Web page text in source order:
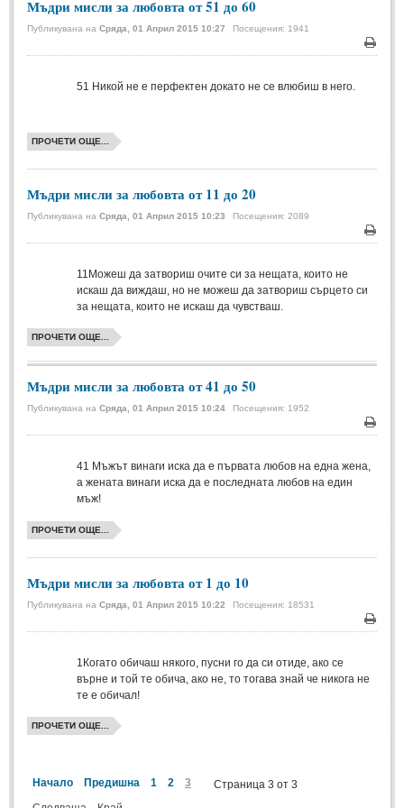
Свети Валентин
Нова Година (6)
SMS-И
SMS-И
(38)
SMS-и за приятели
МЪДРОСТИ
МЪДРОСТИ - КАТЕГОРИИ
(55)
Мъдрости за щастието
Мъдрости за приятелството
Мъдрости на велики хора (41)
Древногръцки афоризми
(21)
ФИЛОСОФИЯ
ФИЛОСОФИЯ
Философия на любовта
Мъдри мисли за любовта от 51 до 60
Публикувана на Сряда, 01 Април 2015 10:27 Посещения: 1941
Печат
51 Никой не е перфектен докато не се влюбиш в него.
ПРОЧЕТИ ОЩЕ...
Мъдри мисли за любовта от 11 до 20
Публикувана на Сряда, 01 Април 2015 10:23 Посещения: 2089
Печат
11 Можеш да затвориш очите си за нещата, които не
искаш да виждаш, но не можеш да затвориш сърцето си
за нещата, които не искаш да чувстваш.
ПРОЧЕТИ ОЩЕ...
Мъдри мисли за любовта от 41 до 50
Публикувана на Сряда, 01 Април 2015 10:24 Посещения: 1952
Печат
41 Мъжът винаги иска да е първата любов на една жена,
а жената винаги иска да е последната любов на един
мъж!
ПРОЧЕТИ ОЩЕ...
Мъдри мисли за любовта от 1 до 10
Публикувана на Сряда, 01 Април 2015 10:22 Посещения: 18531
Печат
1 Когато обичаш някого, пусни го да си отиде, ако се
върне и той те обича, ако не, то тогава знай че никога не
те е обичал!
ПРОЧЕТИ ОЩЕ...
Страница 3 от 3
Начало Предишна 1 2
3